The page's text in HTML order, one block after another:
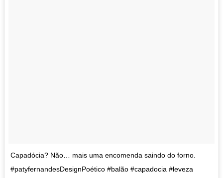
Capadócia? Não… mais uma encomenda saindo do forno.
#patyfernandesDesignPoético #balão #capadocia #leveza